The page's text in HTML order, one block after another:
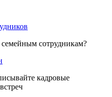
семейным сотрудникам?
кадровые